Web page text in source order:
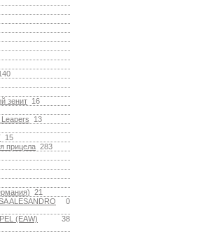
16
зенит
13
15
283
прицела
21
0
ALESANDRO
38
(EAW)